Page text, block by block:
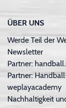
ÜBER UNS
Werde Teil der
Newsletter
Partner:
Partner:
weplayacademy
Nachhaltigkeit